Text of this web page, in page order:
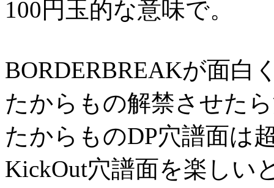
100円玉的な意味で。
BORDERBREAKが面白
たからもの解禁させた
たからものDP穴譜面は
KickOut穴譜面を楽しい